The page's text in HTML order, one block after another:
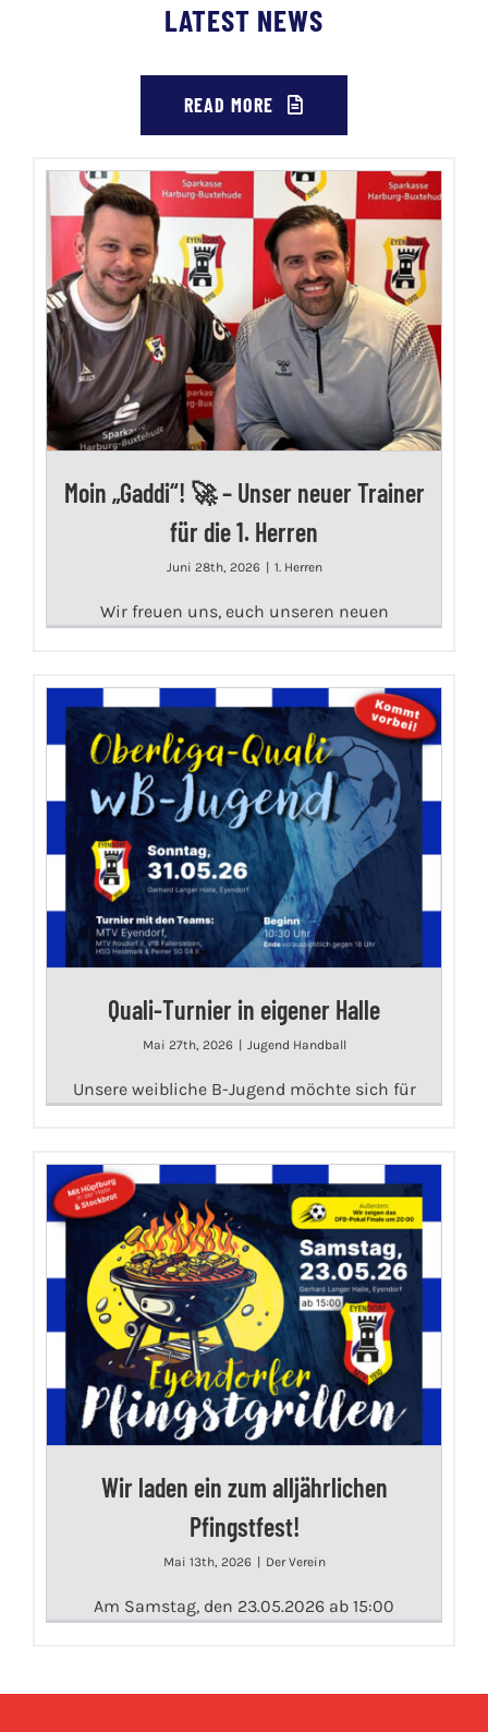
LATEST NEWS
READ MORE
Moin „Gaddi“! 🚀 – Unser neuer Trainer
für die 1. Herren
Juni 28th, 2026 | 1. Herren
Wir freuen uns, euch unseren neuen
Quali-Turnier in eigener Halle
Mai 27th, 2026 | Jugend Handball
Unsere weibliche B-Jugend möchte sich für
Wir laden ein zum alljährlichen
Pfingstfest!
Mai 13th, 2026 | Der Verein
Am Samstag, den 23.05.2026 ab 15:00